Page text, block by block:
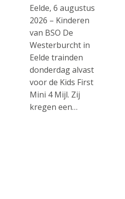
Eelde, 6 augustus
2026 – Kinderen
van BSO De
Westerburcht in
Eelde trainden
donderdag alvast
voor de Kids First
Mini 4 Mijl. Zij
kregen een…